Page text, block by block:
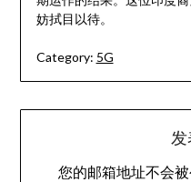
妨拭目以待。
Category: 5G
您的邮箱地址不会被